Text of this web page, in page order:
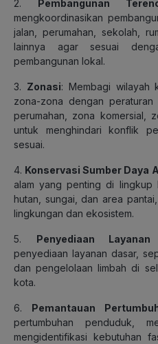
2. Pembangunan
mengkoordinasikan
jalan, perumahan, sekolah,
lainnya agar sesuai
pembangunan lokal.
3. Zonasi: Membagi wilayah
zona-zona dengan
perumahan, zona komersial,
untuk menghindari konflik
sesuai.
4. Konservasi Sumber Daya
alam yang penting di lingkup
hutan, sungai, dan area
lingkungan dan ekosistem.
5. Penyediaan
penyediaan layanan dasar,
dan pengelolaan limbah di
kota.
6. Pemantauan
pertumbuhan penduduk,
mengidentifikasi kebutuhan